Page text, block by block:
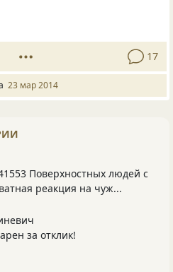
17
23 мар 2014
Поверхностных людей с
реакция на чуж...
за отклик!